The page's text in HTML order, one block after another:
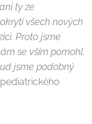
ty ze
všech nových
Proto jsme
se vším pomohl.
jsme podobný